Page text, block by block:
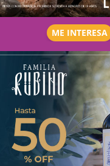
ME INTERESA